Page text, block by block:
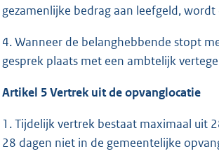
gezamenlijke bedrag aan leefgeld,
4. Wanneer de belanghebbende stopt
gesprek plaats met een ambtelijk
Artikel 5 Vertrek uit de opvanglocatie
1. Tijdelijk vertrek bestaat maximaal uit
28 dagen niet in de gemeentelijke